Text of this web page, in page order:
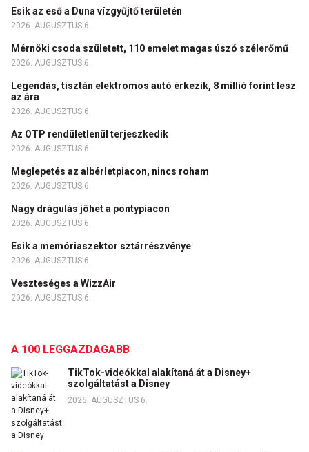
Esik az eső a Duna vízgyűjtő területén
2026. AUGUSZTUS 6.
Mérnöki csoda született, 110 emelet magas úszó szélerőmű
2026. AUGUSZTUS 6.
Legendás, tisztán elektromos autó érkezik, 8 millió forint lesz
az ára
2026. AUGUSZTUS 6.
Az OTP rendületlenül terjeszkedik
2026. AUGUSZTUS 6.
Meglepetés az albérletpiacon, nincs roham
2026. AUGUSZTUS 6.
Nagy drágulás jöhet a pontypiacon
2026. AUGUSZTUS 6.
Esik a memóriaszektor sztárrészvénye
2026. AUGUSZTUS 6.
Veszteséges a WizzAir
2026. AUGUSZTUS 6.
A 100 LEGGAZDAGABB
TikTok-videókkal alakítaná át a Disney+
szolgáltatást a Disney
2026. AUGUSZTUS 6.